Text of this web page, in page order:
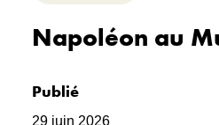
Napoléon au
Publié
29 juin 2026